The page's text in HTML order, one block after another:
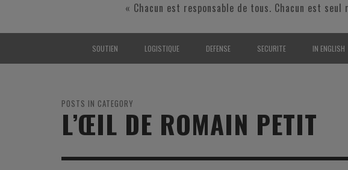
« Chacun est responsable de tous. Chacun est
SOUTIEN
TERRE
LOGISTIQUE
AIR
DEFENSE
AIR
SECURITE
FORMATION/ ENTRAÎNEMENT
IN ENGLISH
POSTS IN CATEGORY
L’ŒIL DE ROMAIN PETIT